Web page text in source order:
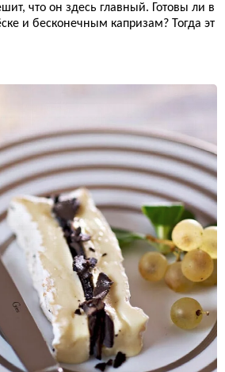
что он здесь главный. Готовы ли в
и бесконечным капризам? Тогда эт